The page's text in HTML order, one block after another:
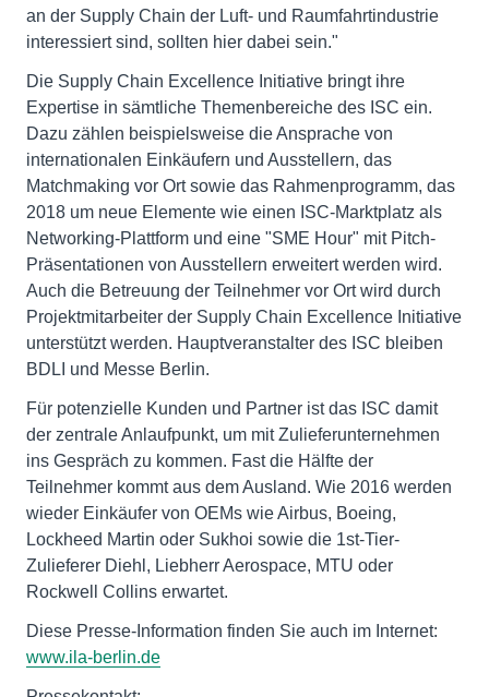
an der Supply Chain der Luft- und Raumfahrtindustrie
interessiert sind, sollten hier dabei sein."
Die Supply Chain Excellence Initiative bringt ihre
Expertise in sämtliche Themenbereiche des ISC ein.
Dazu zählen beispielsweise die Ansprache von
internationalen Einkäufern und Ausstellern, das
Matchmaking vor Ort sowie das Rahmenprogramm, das
2018 um neue Elemente wie einen ISC-Marktplatz als
Networking-Plattform und eine "SME Hour" mit Pitch-
Präsentationen von Ausstellern erweitert werden wird.
Auch die Betreuung der Teilnehmer vor Ort wird durch
Projektmitarbeiter der Supply Chain Excellence Initiative
unterstützt werden. Hauptveranstalter des ISC bleiben
BDLI und Messe Berlin.
Für potenzielle Kunden und Partner ist das ISC damit
der zentrale Anlaufpunkt, um mit Zulieferunternehmen
ins Gespräch zu kommen. Fast die Hälfte der
Teilnehmer kommt aus dem Ausland. Wie 2016 werden
wieder Einkäufer von OEMs wie Airbus, Boeing,
Lockheed Martin oder Sukhoi sowie die 1st-Tier-
Zulieferer Diehl, Liebherr Aerospace, MTU oder
Rockwell Collins erwartet.
Diese Presse-Information finden Sie auch im Internet:
www.ila-berlin.de